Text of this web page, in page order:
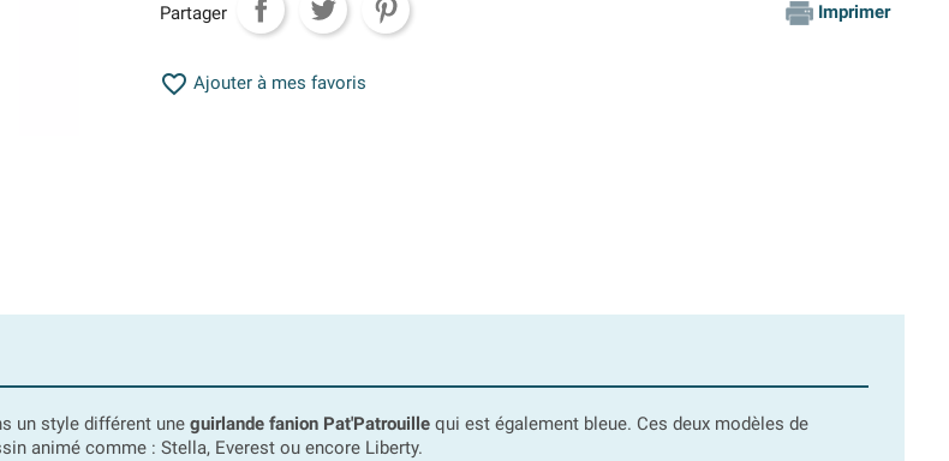
Partager Imprimer
 Ajouter à mes favoris
un style différent une guirlande fanion Pat'Patrouille qui est également bleue. Ces deux modèles de
animé comme : Stella, Everest ou encore Liberty.